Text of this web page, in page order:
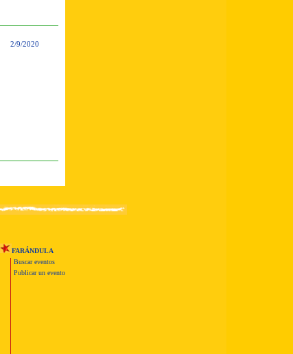
2/9/2020
FARÁNDULA
Buscar eventos
Publicar un evento